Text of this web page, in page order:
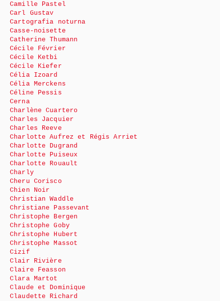
Camille Pastel
Carl Gustav
Cartografia noturna
Casse-noisette
Catherine Thumann
Cécile Février
Cécile Ketbi
Cécile Kiefer
Célia Izoard
Célia Merckens
Céline Pessis
Cerna
Charlène Cuartero
Charles Jacquier
Charles Reeve
Charlotte Aufrez et Régis Arriet
Charlotte Dugrand
Charlotte Puiseux
Charlotte Rouault
Charly
Cheru Corisco
Chien Noir
Christian Waddle
Christiane Passevant
Christophe Bergen
Christophe Goby
Christophe Hubert
Christophe Massot
Cizif
Clair Rivière
Claire Feasson
Clara Martot
Claude et Dominique
Claudette Richard